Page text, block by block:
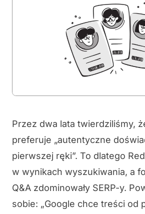
Przez dwa lata twierdziliśmy,
preferuje „autentyczne
pierwszej ręki”. To dlatego
w wynikach wyszukiwania, a
Q&A zdominowały SERP-y.
sobie: „Google chce treści od